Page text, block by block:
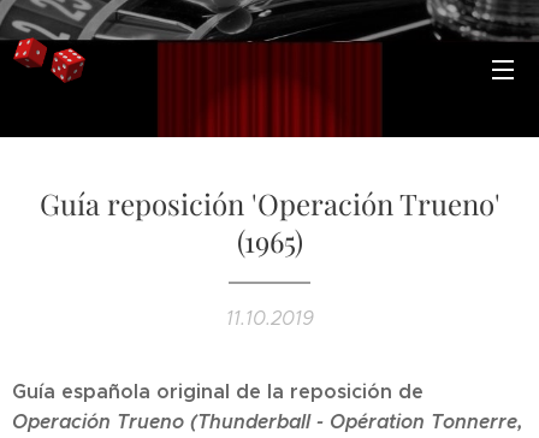
Guía reposición 'Operación Trueno'
(1965)
11.10.2019
Guía española original de la reposición de
Operación Trueno (Thunderball - Opération Tonnerre,